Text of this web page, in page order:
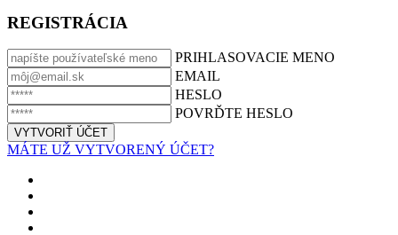
REGISTRÁCIA
PRIHLASOVACIE MENO
EMAIL
HESLO
POVRĎTE HESLO
MÁTE UŽ VYTVORENÝ ÚČET?